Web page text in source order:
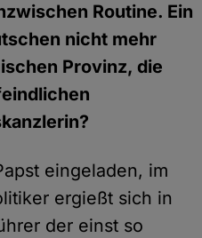
Routine. Ein
nicht mehr
Provinz, die
eingeladen, im
ergießt sich in
der einst so